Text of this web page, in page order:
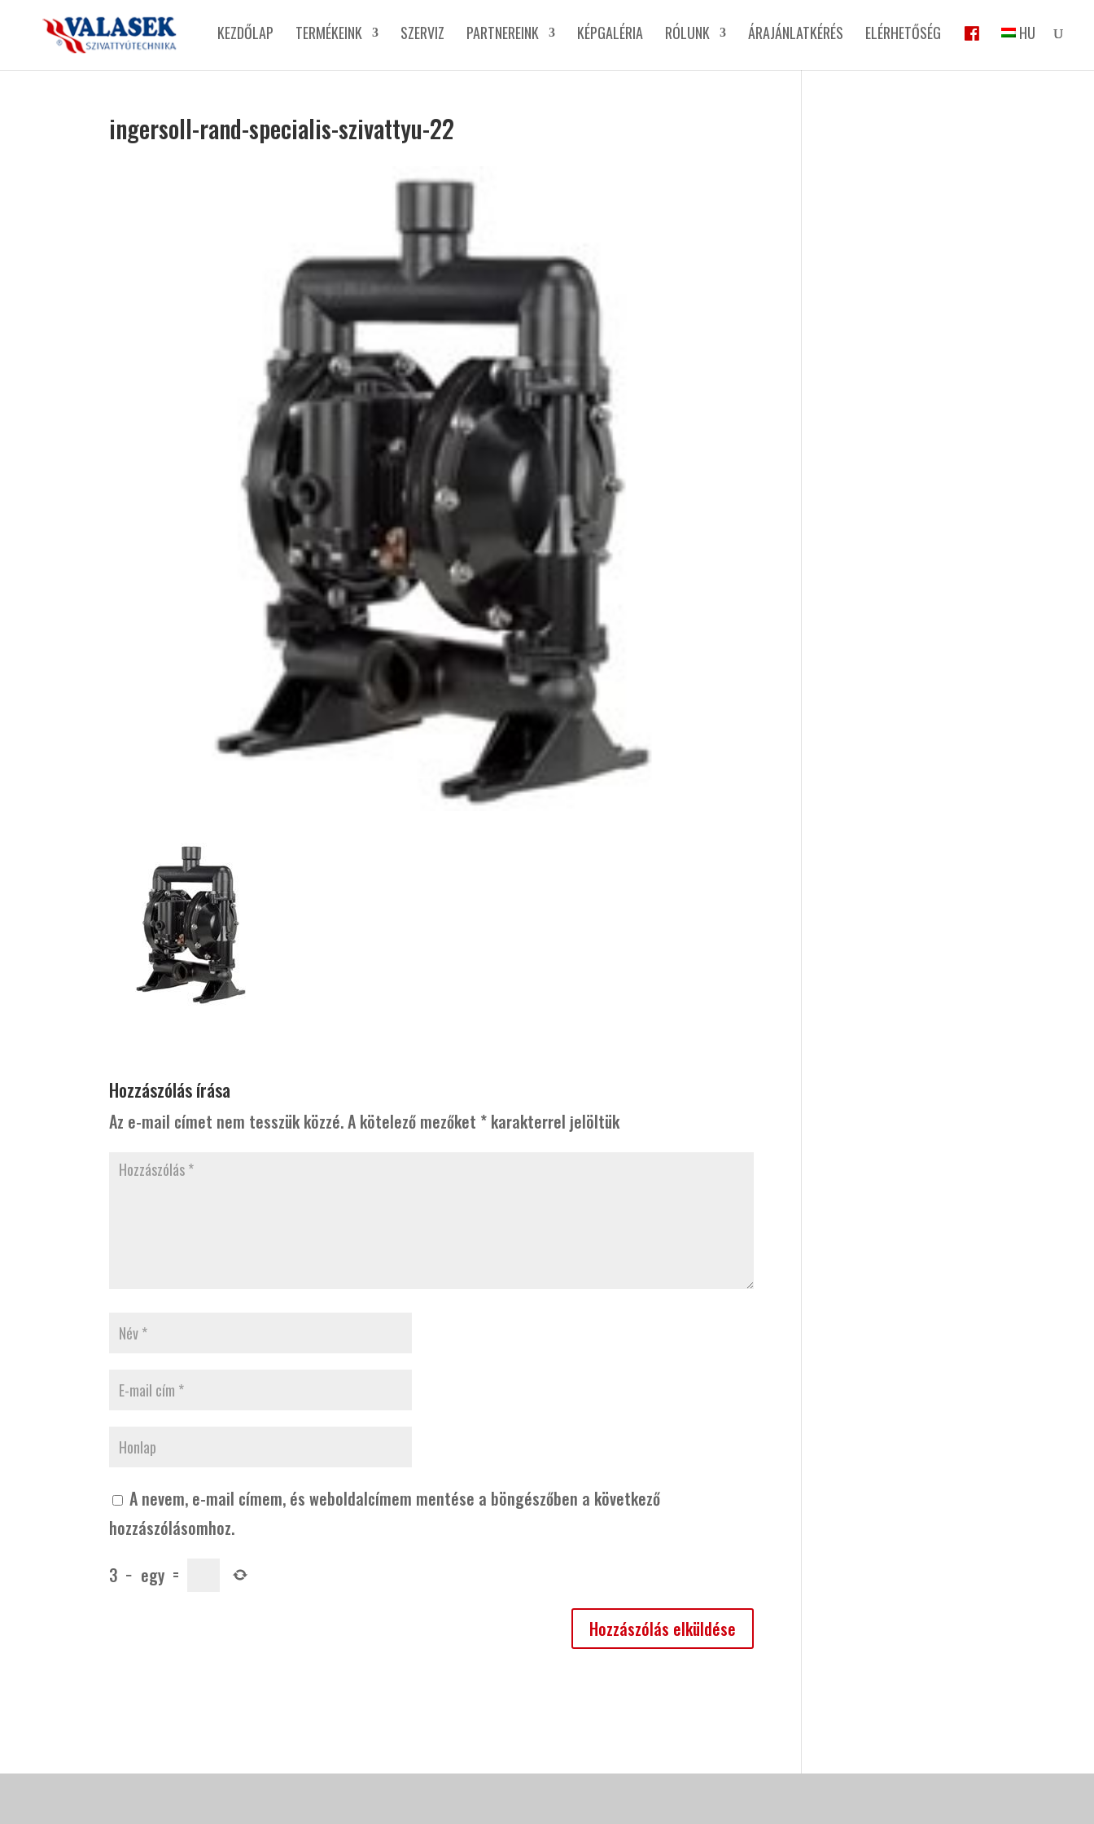
KEZDŐLAP TERMÉKEINK SZERVIZ PARTNEREINK KÉPGALÉRIA RÓLUNK ÁRAJÁNLATKÉRÉS ELÉRHETŐSÉG HU
ingersoll-rand-specialis-szivattyu-22
Hozzászólás írása
Az e-mail címet nem tesszük közzé.A kötelező mezőket * karakterrel jelöltük
A nevem, e-mail címem, és weboldalcímem mentése a böngészőben a következő
hozzászólásomhoz.
3 − egy =